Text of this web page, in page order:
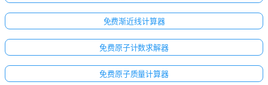
免费渐近线计算器
免费原子计数求解器
免费原子质量计算器